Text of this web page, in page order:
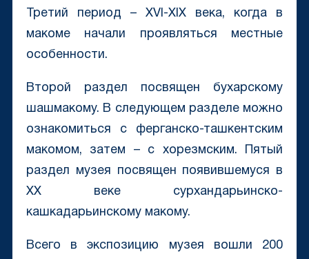
Третий период – XVI-XIX века, когда в
макоме начали проявляться местные
особенности.
Второй раздел посвящен бухарскому
шашмакому. В следующем разделе можно
ознакомиться с ферганско-ташкентским
макомом, затем – с хорезмским. Пятый
раздел музея посвящен появившемуся в
XX веке сурхандарьинско-
кашкадарьинскому макому.
Всего в экспозицию музея вошли 200